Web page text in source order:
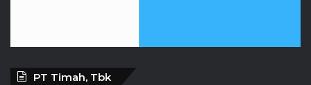
PT Timah, Tbk